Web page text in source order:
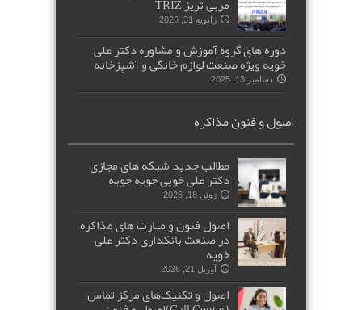
ژانویه 31, 2026
دوره های گروه آموزش و مشاوره دکتر علی
خویه ویژه صنعت لوازم خانگی و آشپزخانه
دسامبر 13, 2025
اصول و فنون مذاکره
مطالب جدید شبکه های مجازی
دکتر علی خویی خویه خوبه
ژوئن 18, 2026
اصول فنون و مهارت های مذاکره
در صنعت بانکداری دکتر علی
خویه
آوریل 21, 2026
اصول و تکنیک‌های مرکز تماس